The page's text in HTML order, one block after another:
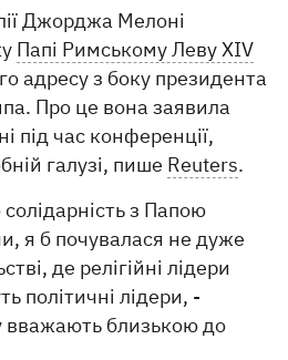
Джорджа Мелоні
Папі Римському Леву XIV
адресу з боку президента
Про це вона заявила
під час конференції,
галузі, пише Reuters.
з Папою
я б почувалася не дуже
де релігійні лідери
політичні лідери, -
вважають близькою до